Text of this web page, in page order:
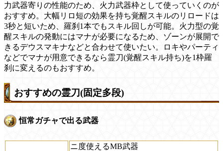
力武器寄りの性能のため、火力武器枠として使っていくのが
おすすめ。大幅リロ短の効果を持ち覚醒スキルのリロードは
3秒と短いため、羅刹1本でもスキル回しが可能。火力型の覚
醒スキルの発動にはマナが必要になるため、ゾーンが展開で
きるデウスマキナなどと合わせて使いたい。ロキやパーティ
などでマナが用意できるなら霊刀(覚醒スキル持ち)を1枠羅
刹に変えるのもおすすめ。
おすすめの霊刀(固定多段)
恒常ガチャで出る武器
ニ度使えるMB武器